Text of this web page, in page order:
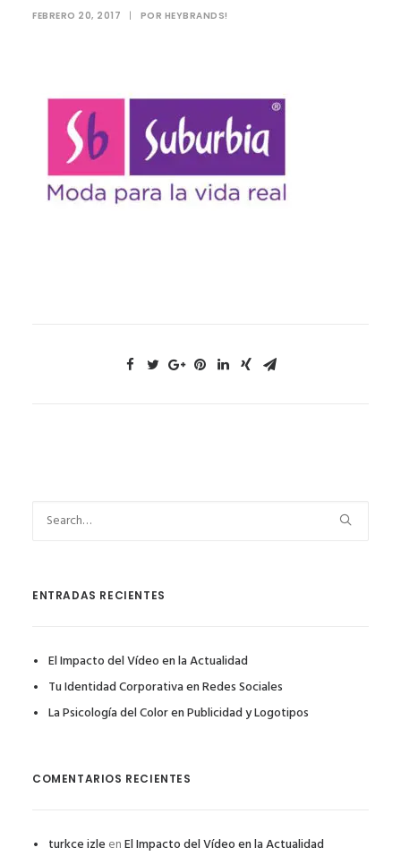
FEBRERO 20, 2017 | POR HEYBRANDS!
ENTRADAS RECIENTES
El Impacto del Vídeo en la Actualidad
Tu Identidad Corporativa en Redes Sociales
La Psicología del Color en Publicidad y Logotipos
COMENTARIOS RECIENTES
turkce izle enEl Impacto del Vídeo en la Actualidad